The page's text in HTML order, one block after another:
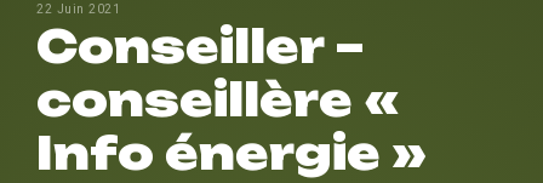
22 Juin 2021
Conseiller –
conseillère «
Info énergie »